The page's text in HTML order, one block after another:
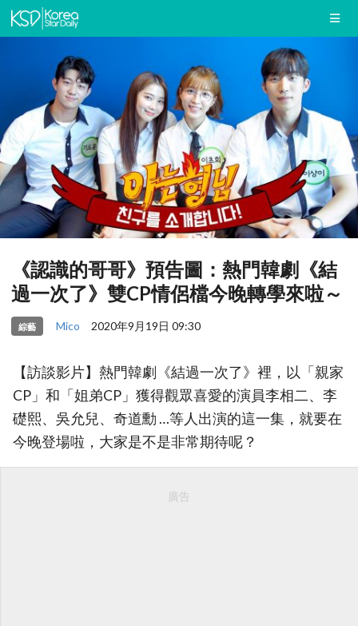
《認識的哥哥》預告圖：熱門韓劇《結
過一次了》雙CP情侶檔今晚轉學來啦～
綜藝 Mico 2020年9月19日 09:30
【訪談影片】熱門韓劇《結過一次了》裡，以「親家
CP」和「姐弟CP」獲得觀眾喜愛的演員李相二、李
礎熙、吳允兒、奇道勳 …等人出演的這一集，就要在
今晚登場啦，大家是不是非常期待呢？
廣告